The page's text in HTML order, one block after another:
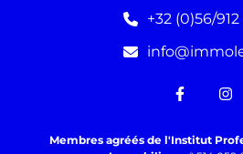
+32 (0)56/
Membres agréés de l'Institut